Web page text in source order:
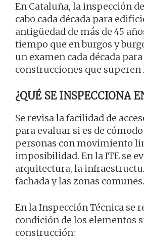
En Cataluña, la inspección
cabo cada década para
antigüedad de más de 45
tiempo que en burgos y
un examen cada década para
construcciones que superen
¿QUÉ SE INSPECCIONA
Se revisa la facilidad de
para evaluar si es de
personas con movimiento
imposibilidad. En la ITE se
arquitectura, la
fachada y las zonas comunes.
En la Inspección Técnica se
condición de los elementos
construcción: